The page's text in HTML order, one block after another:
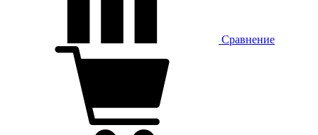
Сравнение